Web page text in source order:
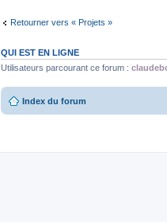
Retourner vers « Projets »
QUI EST EN LIGNE
Utilisateurs parcourant ce forum :
Index du forum